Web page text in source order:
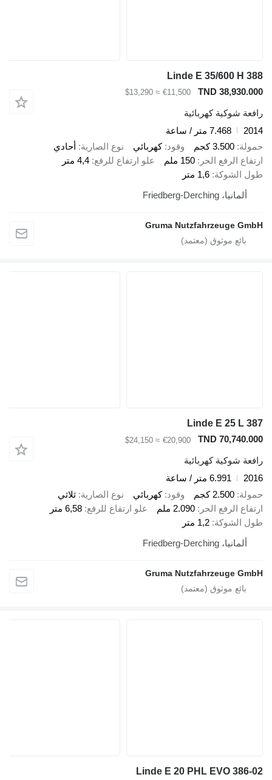
Linde E 35/600 H 388
TND 38,930.000
€11,500
≈ $13,290
رافعة شوكية كهربائية
2014
7.468 متر / ساعة
حمولة 3.500 كجم وقود كهربائي نوع الصارية
أحادي
ارتفاع الرفع الحر
150 ملم علو ارتفاع للرفع 4,4 متر
طول الشوكة 1,6 متر
ألمانيا، Friedberg-Derching
Gruma Nutzfahrzeuge GmbH
Linde E 25 L 387
TND 70,740.000
€20,900
≈ $24,150
رافعة شوكية كهربائية
2016
6.991 متر / ساعة
حمولة 2.500 كجم وقود كهربائي نوع الصارية ثلاثي
ارتفاع الرفع الحر
2.090 ملم علو ارتفاع للرفع 6,58 متر
طول الشوكة 1,2 متر
ألمانيا، Friedberg-Derching
Gruma Nutzfahrzeuge GmbH
Linde E 20 PHL EVO 386-02